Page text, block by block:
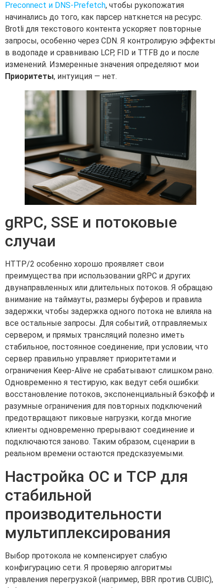
Preconnect и DNS‑Prefetch, чтобы рукопожатия
начинались до того, как парсер наткнется на ресурс.
Brotli для текстового контента ускоряет повторные
запросы, особенно через CDN. Я контролирую эффекты
в водопаде и сравниваю LCP, FID и TTFB до и после
изменений. Измеренные значения определяют мои
Приоритеты, интуиция — нет.
gRPC, SSE и потоковые
случаи
HTTP/2 особенно хорошо проявляет свои
преимущества при использовании gRPC и других
двунаправленных или длительных потоков. Я обращаю
внимание на таймауты, размеры буферов и правила
задержки, чтобы задержка одного потока не влияла на
все остальные запросы. Для событий, отправляемых
сервером, и прямых трансляций полезно иметь
стабильное, постоянное соединение, при условии, что
сервер правильно управляет приоритетами и
ограничения Keep-Alive не срабатывают слишком рано.
Одновременно я тестирую, как ведут себя ошибки:
восстановление потоков, экспоненциальный бэкофф и
разумные ограничения для повторных подключений
предотвращают пиковые нагрузки, когда многие
клиенты одновременно прерывают соединение и
подключаются заново. Таким образом, сценарии в
реальном времени остаются предсказуемыми.
Настройка ОС и TCP для
стабильной
производительности
мультиплексирования
Выбор протокола не компенсирует слабую
конфигурацию сети. Я проверяю алгоритмы
управления перегрузкой (например, BBR против CUBIC),